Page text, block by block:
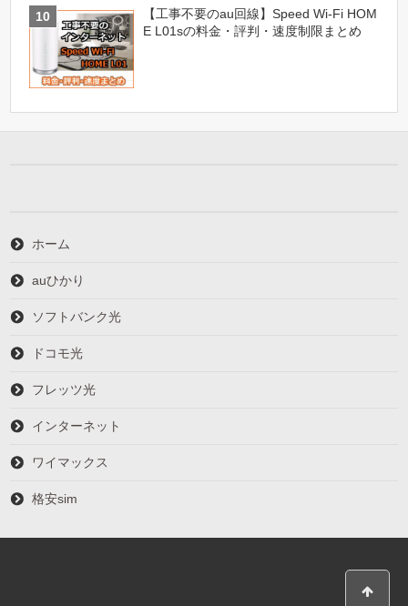
【工事不要のau回線】Speed Wi-Fi HOM
E L01sの料金・評判・速度制限まとめ
ホーム
auひかり
ソフトバンク光
ドコモ光
フレッツ光
インターネット
ワイマックス
格安sim